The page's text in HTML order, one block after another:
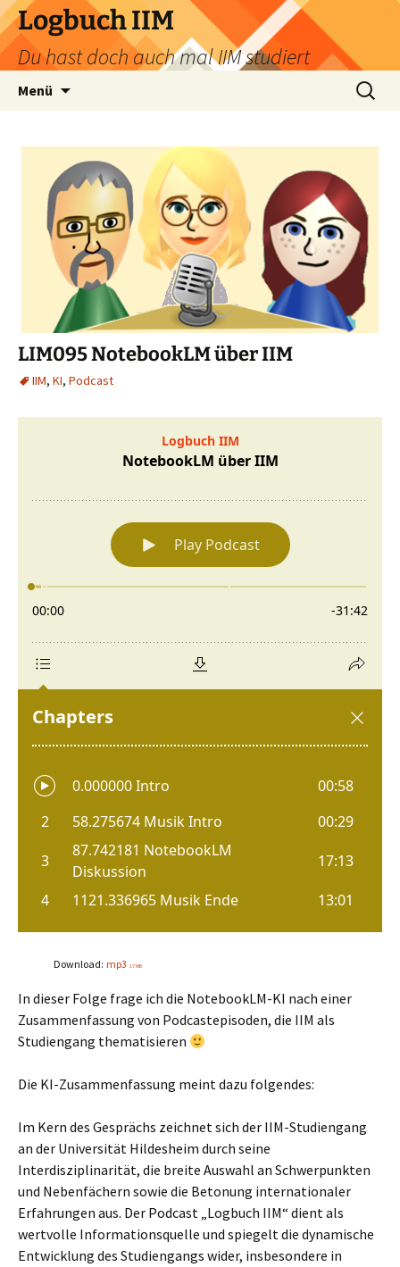
Zum
Inhalt
springen
Logbuch IIM
Du hast doch auch mal IIM studiert
Menü
Suchen
nach:
LIM095 NotebookLM über IIM
IIM, KI, Podcast
Download: mp3 17 MB
In dieser Folge frage ich die NotebookLM-KI nach einer
Zusammenfassung von Podcastepisoden, die IIM als
Studiengang thematisieren
Die KI-Zusammenfassung meint dazu folgendes:
Im Kern des Gesprächs zeichnet sich der IIM-Studiengang
an der Universität Hildesheim durch seine
Interdisziplinarität, die breite Auswahl an Schwerpunkten
und Nebenfächern sowie die Betonung internationaler
Erfahrungen aus. Der Podcast „Logbuch IIM“ dient als
wertvolle Informationsquelle und spiegelt die dynamische
Entwicklung des Studiengangs wider, insbesondere in